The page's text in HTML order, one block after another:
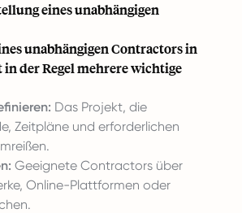
eines unabhängigen
unabhängigen Contractors in
der Regel mehrere wichtige
Das Projekt, die
Zeitpläne und erforderlichen
Geeignete Contractors über
Online-Plattformen oder